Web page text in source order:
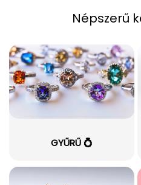
Népszerű
GYŰRŰ 💍